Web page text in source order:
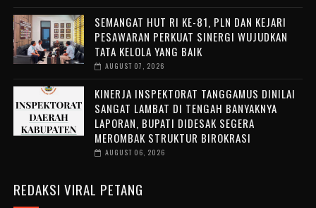
SEMANGAT HUT RI KE-81, PLN DAN KEJARI
PESAWARAN PERKUAT SINERGI WUJUDKAN
TATA KELOLA YANG BAIK
AUGUST 07, 2026
KINERJA INSPEKTORAT TANGGAMUS DINILAI
SANGAT LAMBAT DI TENGAH BANYAKNYA
LAPORAN, BUPATI DIDESAK SEGERA
MEROMBAK STRUKTUR BIROKRASI
AUGUST 06, 2026
REDAKSI VIRAL PETANG